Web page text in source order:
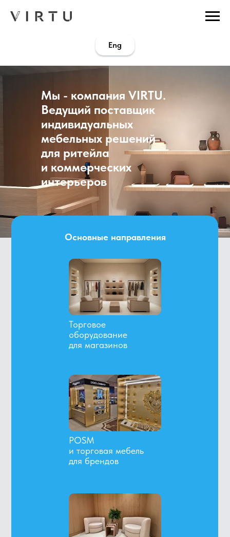
Eng
Мы - компания VIRTU.
Ведущий поставщик
индивидуальных
мебельных решений
для ритейла
и коммерческих
интерьеров
Основные направления
Торговое
оборудование
для магазинов
POSM
и торговая мебель
для брендов